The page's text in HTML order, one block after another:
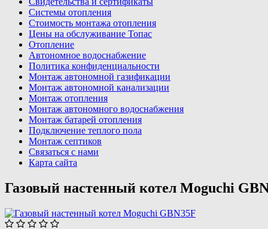
Системы отопления
Стоимость монтажа отопления
Цены на обслуживание Топас
Отопление
Автономное водоснабжение
Политика конфиденциальности
Монтаж автономной газификации
Монтаж автономной канализации
Монтаж отопления
Монтаж автономного водоснабжения
Монтаж батарей отопления
Подключение теплого пола
Монтаж септиков
Связаться с нами
Карта сайта
Газовый настенный котел Moguchi